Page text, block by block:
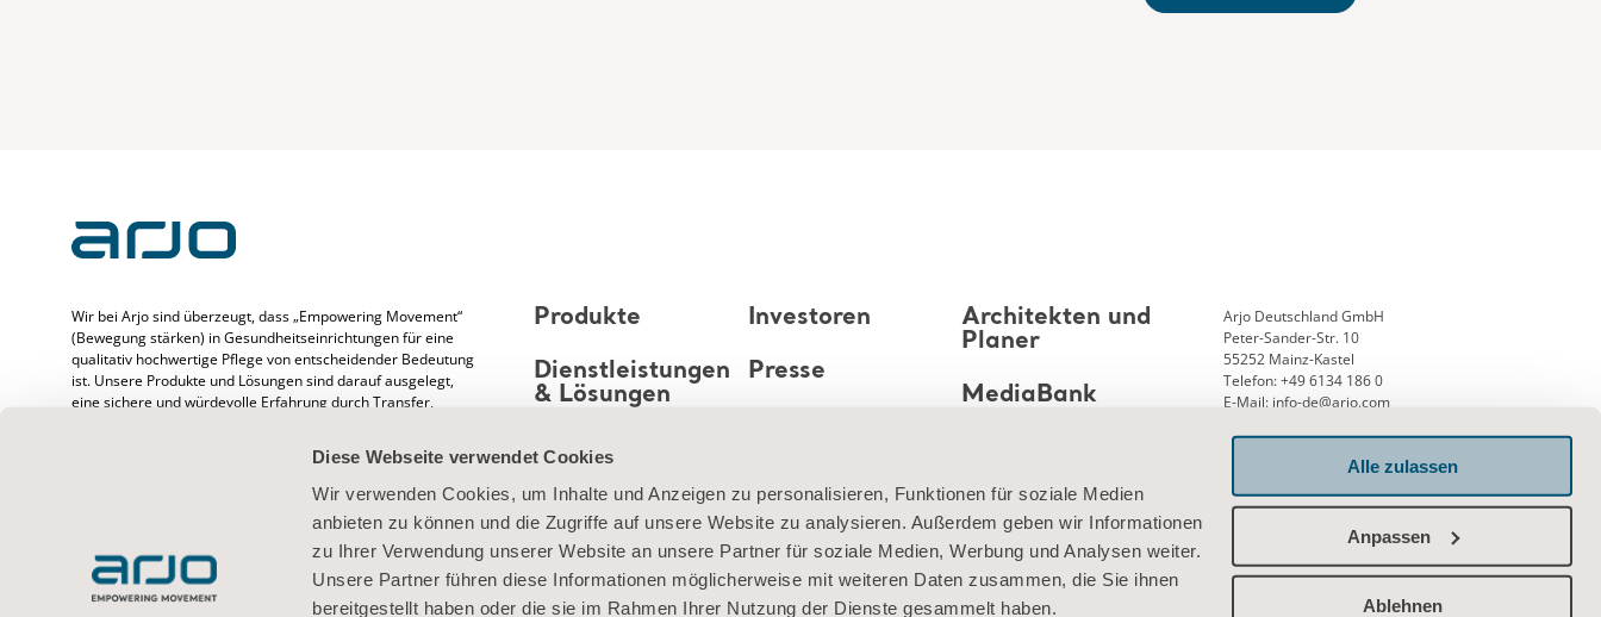
Diese Webseite verwendet Cookies
Wir verwenden Cookies, um Inhalte und Anzeigen zu personalisieren, Funktionen für soziale Medien
anbieten zu können und die Zugriffe auf unsere Website zu analysieren. Außerdem geben wir Informationen
zu Ihrer Verwendung unserer Website an unsere Partner für soziale Medien, Werbung und Analysen weiter.
Unsere Partner führen diese Informationen möglicherweise mit weiteren Daten zusammen, die Sie ihnen
bereitgestellt haben oder die sie im Rahmen Ihrer Nutzung der Dienste gesammelt haben.
Alle zulassen
Anpassen
Ablehnen
Wir bei Arjo sind überzeugt, dass „Empowering Movement“
(Bewegung stärken) in Gesundheitseinrichtungen für eine
qualitativ hochwertige Pflege von entscheidender Bedeutung
ist. Unsere Produkte und Lösungen sind darauf ausgelegt,
eine sichere und würdevolle Erfahrung durch Transfer,
Thromboembolie zu fördern. Wir beschäftigen mehr als
6500 Menschen weltweit und verfügen über mehr als 65
medizinischem Fachpersonal. Außerdem setzen wir uns für
bessere klinische Ergebnisse für Menschen ein, deren
Mobilität beeinträchtigt ist.
Produkte
Dienstleistungen
& Lösungen
Wissen
Über uns
Kontaktieren Sie
uns
Investoren
Presse
Architekten und
Planer
MediaBank
Arjo Deutschland GmbH
Peter-Sander-Str. 10
55252 Mainz-Kastel
Telefon: +49 6134 186 0
E-Mail: info-de@arjo.com
Geschäftsführung: Andreas Aerni
Amtsgericht Wiesbaden 25, HRB 12913
USTID-Nr. DE 126341715
Verbinden Sie sich mit uns